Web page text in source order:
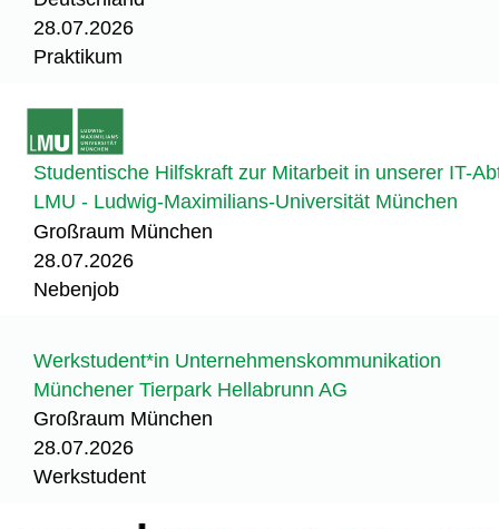
28.07.2026
Praktikum
Studentische Hilfskraft zur Mitarbeit in unserer IT-
LMU - Ludwig-Maximilians-Universität München
Großraum München
28.07.2026
Nebenjob
Werkstudent*in Unternehmenskommunikation
Münchener Tierpark Hellabrunn AG
Großraum München
28.07.2026
Werkstudent